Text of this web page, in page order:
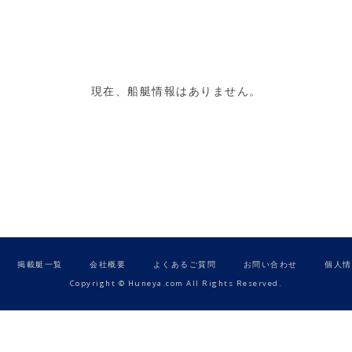
現在、船艇情報はありません。
掲載艇一覧 会社概要 よくあるご質問 お問い合わせ
個人
Copyright © Huneya.com All Rights Reserved.